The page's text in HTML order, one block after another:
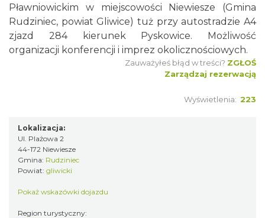
Pławniowickim w miejscowości Niewiesze (Gmina
Rudziniec, powiat Gliwice) tuż przy autostradzie A4
zjazd 284 kierunek Pyskowice. Możliwość
organizacji konferencji i imprez okolicznościowych.
Zauważyłeś błąd w treści? ZGŁOŚ
Zarządzaj rezerwacją
Wyświetlenia: 223
Lokalizacja:
Ul. Plażowa 2
44-172 Niewiesze
Gmina: Rudziniec
Powiat: gliwicki
Pokaż wskazówki dojazdu
Region turystyczny: